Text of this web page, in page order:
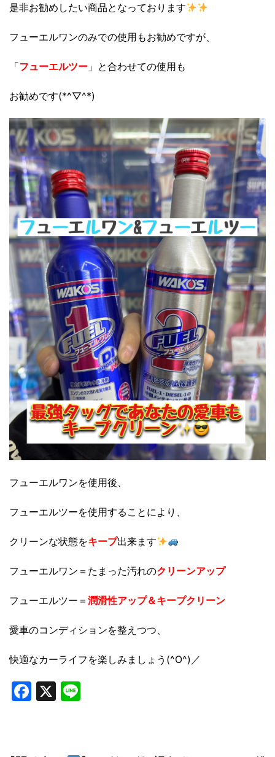
是非お勧めしたい商品となっております
フューエルワンのみでの使用もお勧めですが、
「フューエルツー 」と合わせての使用も
お勧めです(*^▽^*)
フューエルワンを使用後、
フューエルツーを使用することにより、
クリーンな状態をキープ出来ます
フューエルワン＝たまった汚れのクリーンアップ
フューエルツー＝ 潤滑性アップ＆キープクリーン
愛車のコンディションを整えつつ、
快適なカーライフを楽しみましょう(^O^)／
Facebook
X